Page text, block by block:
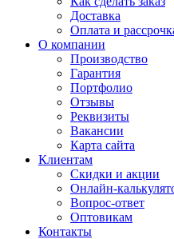
Доставка
Оплата и
О компании
Производство
Гарантия
Портфолио
Отзывы
Реквизиты
Вакансии
Карта сайта
Клиентам
Скидки и акции
Онлайн-
Вопрос-ответ
Оптовикам
Контакты